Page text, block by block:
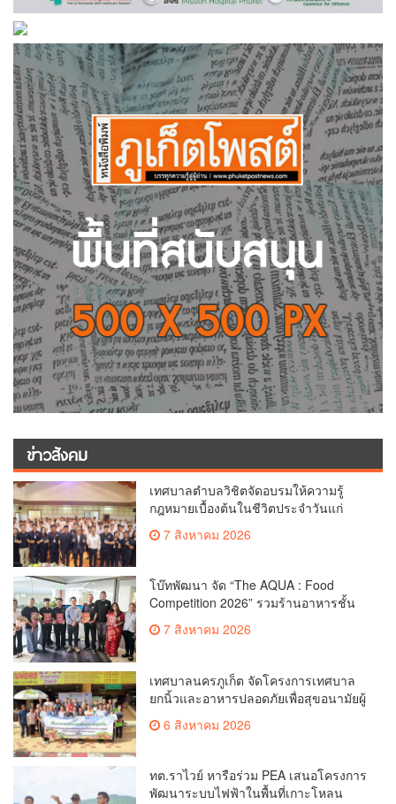
ข่าวสังคม
เทศบาลตำบลวิชิตจัดอบรมให้ความรู้
กฎหมายเบื้องต้นในชีวิตประจำวันแก่
7 สิงหาคม 2026
โบ๊ทพัฒนา จัด “The AQUA : Food
Competition 2026” รวมร้านอาหารชั้น
นำของ The Shopps at The AQUA ชู
ศักยภาพ Food Destination ย่านเชิงทะเล
7 สิงหาคม 2026
เทศบาลนครภูเก็ต จัดโครงการเทศบาล
ยกนิ้วและอาหารปลอดภัยเพื่อสุขอนามัยผู้
6 สิงหาคม 2026
ทต.ราไวย์ หารือร่วม PEA เสนอโครงการ
พัฒนาระบบไฟฟ้าในพื้นที่เกาะโหลน